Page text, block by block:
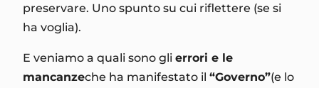
preservare. Uno spunto su cui riflettere (se si
ha voglia).
E veniamo a quali sono gli errori e le
mancanzeche ha manifestato il “Governo”(e lo